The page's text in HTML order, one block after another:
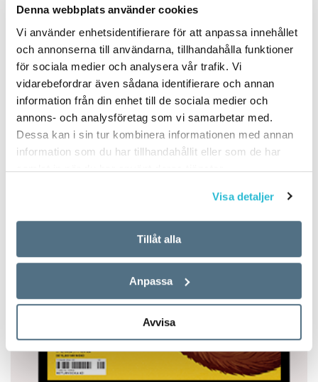
Denna webbplats använder cookies
Vi använder enhetsidentifierare för att anpassa innehållet
och annonserna till användarna, tillhandahålla funktioner
för sociala medier och analysera vår trafik. Vi
vidarebefordrar även sådana identifierare och annan
information från din enhet till de sociala medier och
annons- och analysföretag som vi samarbetar med.
Dessa kan i sin tur kombinera informationen med annan
information som du har tillhandahållit eller som de har
samlat in när du har använt deras tjänster.
Visa detaljer
Tillåt alla
Anpassa
Avvisa